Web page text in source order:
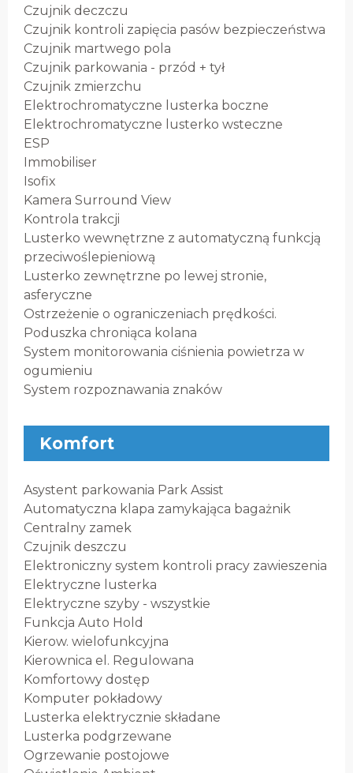
Czujnik deczczu
Czujnik kontroli zapięcia pasów bezpieczeństwa
Czujnik martwego pola
Czujnik parkowania - przód + tył
Czujnik zmierzchu
Elektrochromatyczne lusterka boczne
Elektrochromatyczne lusterko wsteczne
ESP
Immobiliser
Isofix
Kamera Surround View
Kontrola trakcji
Lusterko wewnętrzne z automatyczną funkcją
przeciwoślepieniową
Lusterko zewnętrzne po lewej stronie,
asferyczne
Ostrzeżenie o ograniczeniach prędkości.
Poduszka chroniąca kolana
System monitorowania ciśnienia powietrza w
ogumieniu
System rozpoznawania znaków
Komfort
Asystent parkowania Park Assist
Automatyczna klapa zamykająca bagażnik
Centralny zamek
Czujnik deszczu
Elektroniczny system kontroli pracy zawieszenia
Elektryczne lusterka
Elektryczne szyby - wszystkie
Funkcja Auto Hold
Kierow. wielofunkcyjna
Kierownica el. Regulowana
Komfortowy dostęp
Komputer pokładowy
Lusterka elektrycznie składane
Lusterka podgrzewane
Ogrzewanie postojowe